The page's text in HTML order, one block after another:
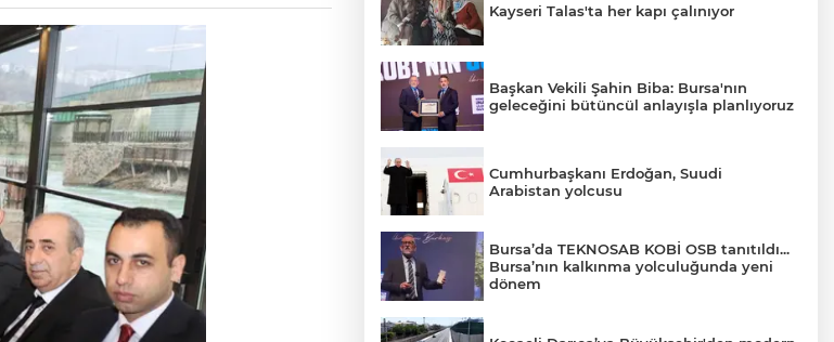
Kayseri Talas'ta her kapı çalınıyor
Başkan Vekili Şahin Biba: Bursa'nın
geleceğini bütüncül anlayışla planlıyoruz
Cumhurbaşkanı Erdoğan, Suudi
Arabistan yolcusu
Bursa’da TEKNOSAB KOBİ OSB tanıtıldı...
Bursa’nın kalkınma yolculuğunda yeni
dönem